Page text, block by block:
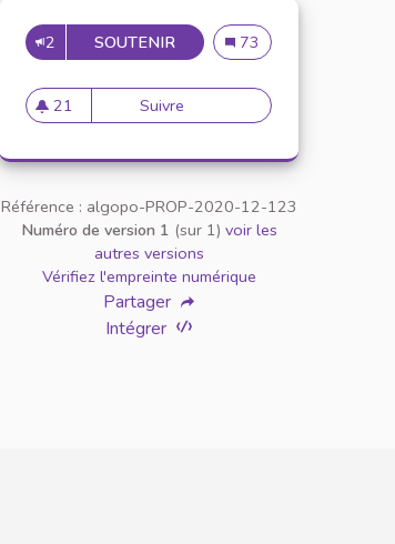
2 SOUTENIR INCLUSION DES
Inclusion des
73
21
21 abonnés
Suivre Inclusion des étudiants en
Référence : algopo-PROP-2020-12-123
Numéro de version 1 (sur 1) voir les
autres versions
Vérifiez l'empreinte numérique
Partager
Intégrer